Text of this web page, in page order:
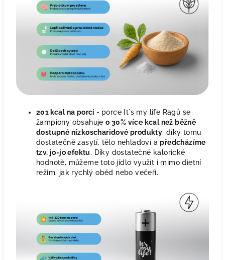
201 kcal na porci - porce It´s my life Ragů se
žampiony obsahujeo 30% více kcal než běžně
dostupné nízkoscharidové produkty, díky tomu
dostatečně zasytí, tělo nehladoví apředcházíme
tzv. jo-jo efektu. Díky dostatečné kalorické
hodnotě, můžeme toto jídlo využít i mimo dietní
režim, jak rychlý oběd nebo večeři.